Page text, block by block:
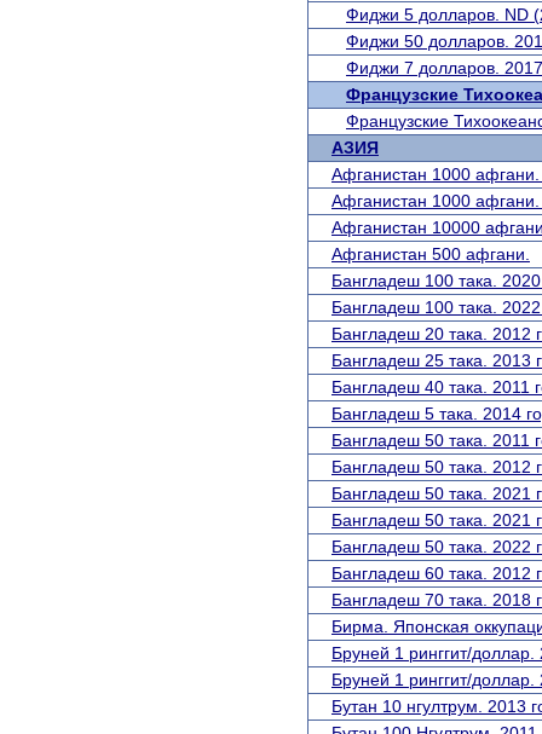
Фиджи 5 долларов. ND
Фиджи 50 долларов.
Фиджи 7 долларов.
Французские
Французские
АЗИЯ
Афганистан 1000 афгани.
Афганистан 1000 афгани.
Афганистан 10000
Афганистан 500 афгани.
Бангладеш 100 така. 2020
Бангладеш 100 така. 2022
Бангладеш 20 така. 2012
Бангладеш 25 така. 2013
Бангладеш 40 така. 2011
Бангладеш 5 така. 2014
Бангладеш 50 така. 2011
Бангладеш 50 така. 2012
Бангладеш 50 така. 2021
Бангладеш 50 така. 2021
Бангладеш 50 така. 2022
Бангладеш 60 така. 2012
Бангладеш 70 така. 2018
Бирма. Японская
Бруней 1 ринггит/доллар.
Бруней 1 ринггит/доллар.
Бутан 10 нгултрум. 2013